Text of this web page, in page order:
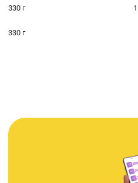
330 г
330 г